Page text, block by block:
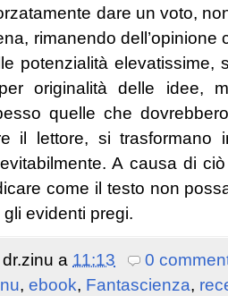
dare un voto,
rimanendo dell’opinione
potenzialità elevatissime,
originalità delle idee,
quelle che
il lettore, si trasformano
A causa di
come il testo non
evidenti pregi.
dr.zinu a 11:13
0
, ebook, Fantascienza,